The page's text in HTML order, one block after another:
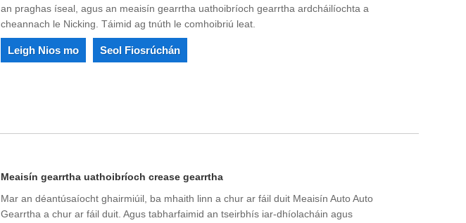
an praghas íseal, agus an meaisín gearrtha uathoibríoch gearrtha ardcháilíochta a
cheannach le Nicking. Táimid ag tnúth le comhoibriú leat.
Leigh Nios mo Seol Fiosrúchán
Meaisín gearrtha uathoibríoch crease gearrtha
Mar an déantúsaíocht ghairmiúil, ba mhaith linn a chur ar fáil duit Meaisín Auto Auto
Gearrtha a chur ar fáil duit. Agus tabharfaimid an tseirbhís iar-dhíolacháin agus